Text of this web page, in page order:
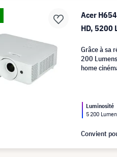
Acer
HD, 5200
Grâce à sa
200
home
Luminosité
5 200 Lumen
Convient